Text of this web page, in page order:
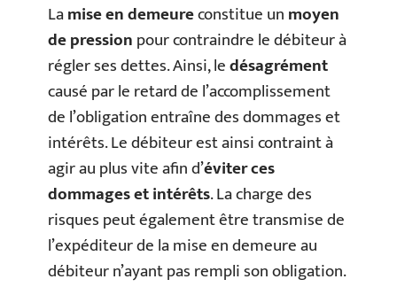
Lamise en demeureconstitue unmoyen
de pressionpour contraindre le débiteur à
régler ses dettes. Ainsi, ledésagrément
causé par le retard de l’accomplissement
de l’obligation entraîne des dommages et
intérêts. Le débiteur est ainsi contraint à
agir au plus vite afin d’éviter ces
dommages et intérêts. La charge des
risques peut également être transmise de
l’expéditeur de la mise en demeure au
débiteur n’ayant pas rempli son obligation.